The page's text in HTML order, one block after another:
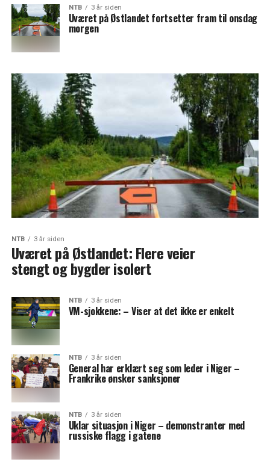
NTB 3 år siden
Uværet på Østlandet fortsetter fram til onsdag
morgen
NTB 3 år siden
Uværet på Østlandet: Flere veier
stengt og bygder isolert
NTB 3 år siden
VM-sjokkene: – Viser at det ikke er enkelt
NTB 3 år siden
General har erklært seg som leder i Niger –
Frankrike ønsker sanksjoner
NTB 3 år siden
Uklar situasjon i Niger – demonstranter med
russiske flagg i gatene